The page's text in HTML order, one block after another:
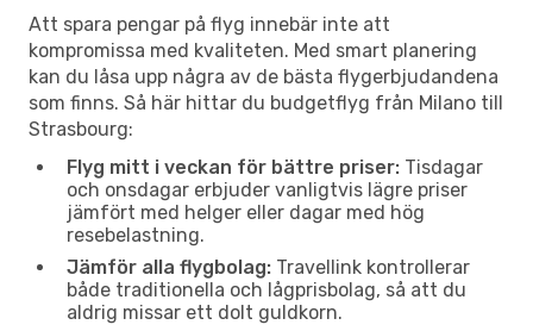
Att spara pengar på flyg innebär inte att
kompromissa med kvaliteten. Med smart planering
kan du låsa upp några av de bästa flygerbjudandena
som finns. Så här hittar du budgetflyg från Milano till
Strasbourg:
Flyg mitt i veckan för bättre priser: Tisdagar
och onsdagar erbjuder vanligtvis lägre priser
jämfört med helger eller dagar med hög
resebelastning.
Jämför alla flygbolag: Travellink kontrollerar
både traditionella och lågprisbolag, så att du
aldrig missar ett dolt guldkorn.